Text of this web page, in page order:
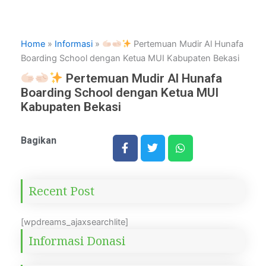
Home» Informasi»
Pertemuan Mudir Al Hunafa
Boarding School dengan Ketua MUI Kabupaten Bekasi
Pertemuan Mudir Al Hunafa
Boarding School dengan Ketua MUI
Kabupaten Bekasi
Bagikan
Recent Post
[wpdreams_ajaxsearchlite]
Informasi Donasi